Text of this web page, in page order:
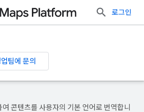
로그인
팀에 문의
콘텐츠를 사용자의 기본 언어로 번역합니